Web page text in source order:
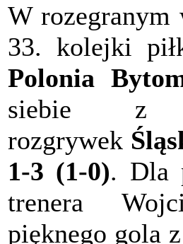
W rozegranym
33. kolejki
Polonia
siebie z
rozgrywek
1-3 (1-0). Dla
trenera
pięknego gola